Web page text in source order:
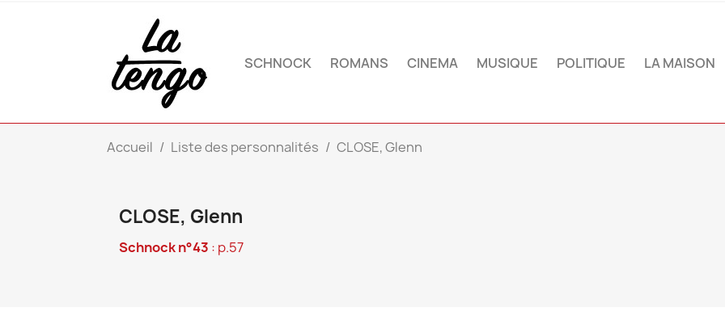
SCHNOCK ROMANS CINEMA MUSIQUE POLITIQUE LA MAISON
Accueil Liste des personnalités CLOSE, Glenn
CLOSE, Glenn
Schnock n°43 : p.57